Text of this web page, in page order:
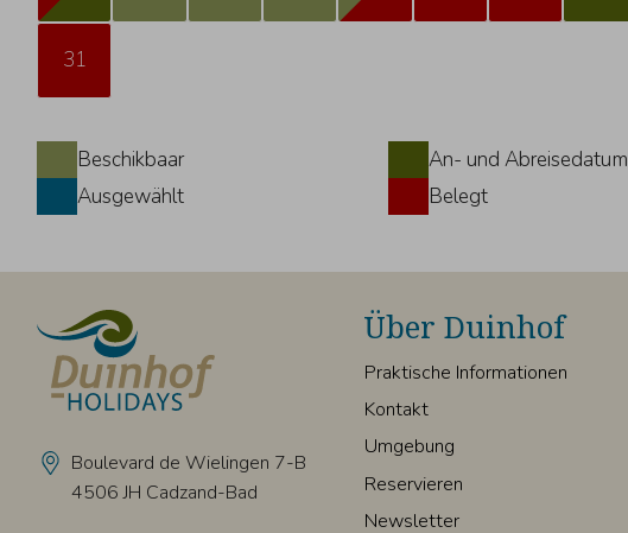
31
Beschikbaar An- und Abreisedatum
Ausgewählt
Belegt
Boulevard de Wielingen 7-B
4506 JH Cadzand-Bad
Über Duinhof
Praktische Informationen
Kontakt
Umgebung
Reservieren
Newsletter